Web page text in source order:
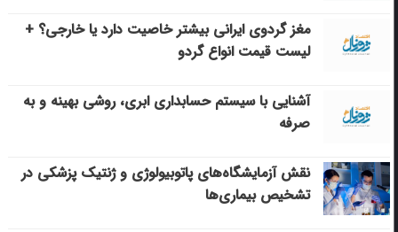
مغز گردوی ایرانی بیشتر خاصیت دارد یا خارجی؟ +
لیست قیمت انواع گردو
آشنایی با سیستم حسابداری ابری، روشی بهینه و به
صرفه
نقش آزمایشگاه‌های پاتوبیولوژی و ژنتیک پزشکی در
تشخیص بیماری‌ها